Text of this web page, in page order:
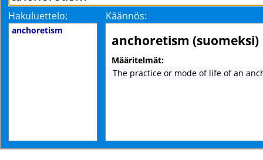
Hakuluettelo: Käännös:
anchoretism
anchoretism (suomeksi)
Määritelmät:
The practice or mode of life of an